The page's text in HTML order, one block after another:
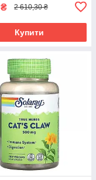
₴ 2 610,30 ₴
Купити